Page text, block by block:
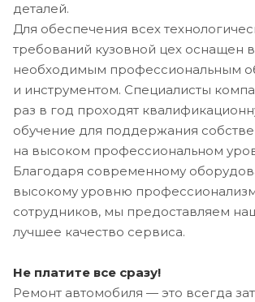
деталей.
Для обеспечения всех
требований кузовной цех оснащен
необходимым профессиональным
и инструментом. Специалисты
раз в год проходят
обучение для поддержания
на высоком профессиональном
Благодаря современному
высокому уровню
сотрудников, мы предоставляем
лучшее качество сервиса.
Не платите все сразу!
Ремонт автомобиля — это всегда